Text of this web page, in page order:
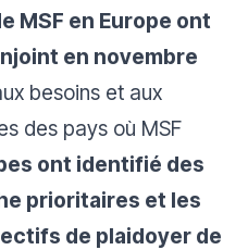
MSF en Europe ont
en novembre
besoins et aux
des pays où MSF
ont identifié des
prioritaires et les
de plaidoyer de